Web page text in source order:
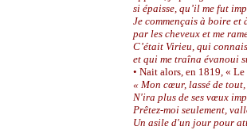
si épaisse, qu’il me fut
Je commençais à boire
par les cheveux et me
C’était Virieu, qui
et qui me traîna évanoui
• Nait alors, en 1819, «
« Mon cœur, lassé de tout,
N'ira plus de ses vœux
Prêtez-moi seulement,
Un asile d'un jour pour